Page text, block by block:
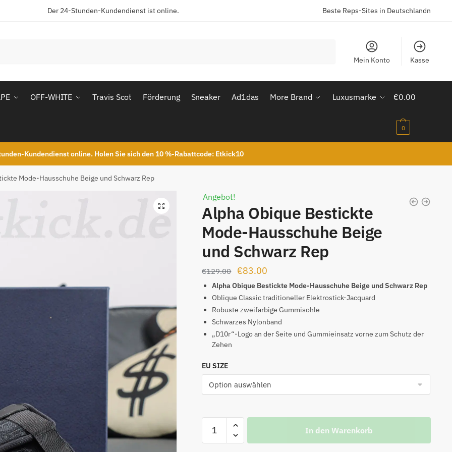
Der 24-Stunden-Kundendienst ist online. Beste Reps-Sites in Deutschlandn
Mein Konto Kasse
OFF-WHITE Travis Scot Förderung Sneaker Ad1das More Brand Luxusmarke €0.00
0
Kundendienst online. Holen Sie sich den 10 %-Rabattcode: Etkick10
Mode-Hausschuhe Beige und Schwarz Rep
Angebot!
Alpha Obique Bestickte
Mode-Hausschuhe Beige
und Schwarz Rep
€129.00
Ursprünglicher
Preis
war:
€129.00
€83.00
Preis
ist:
€83.00.
Alpha Obique Bestickte Mode-Hausschuhe Beige und Schwarz Rep
Oblique Classic traditioneller Elektrostick-Jacquard
Robuste zweifarbige Gummisohle
Schwarzes Nylonband
„D10r“-Logo an der Seite und Gummieinsatz vorne zum Schutz der
Zehen
EU SIZE
Obique
In den Warenkorb